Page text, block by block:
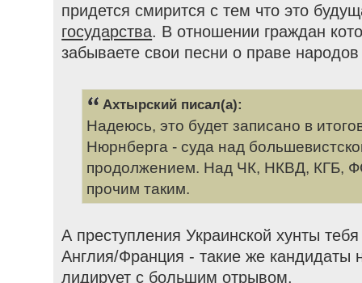
придется смирится с тем что это
государства. В отношении граждан
забываете свои песни о праве
Ахтырский писал(а):
Надеюсь, это будет записано в
Нюрнберга - суда над
продолжением. Над ЧК, НКВД, КГБ,
прочим таким.
А преступления Украинской хунты
Англия/Франция - такие же
лидирует с большим отрывом.